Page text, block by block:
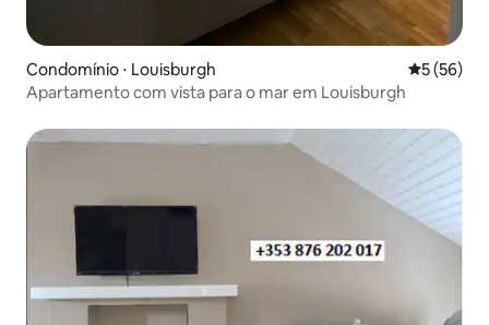
Condomínio ⋅ Louisburgh 5 de uma
5 (56)
Apartamento com vista para o mar em Louisburgh